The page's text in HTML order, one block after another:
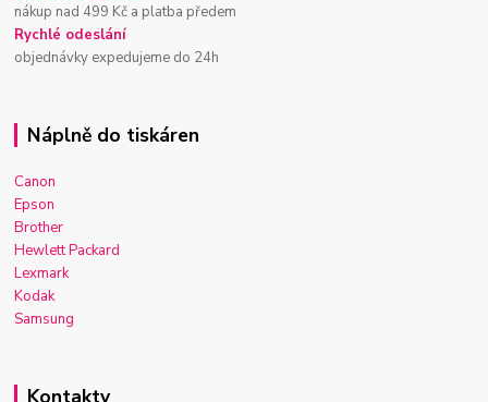
nákup nad 499 Kč a platba předem
Rychlé odeslání
objednávky expedujeme do 24h
Náplně do tiskáren
Canon
Epson
Brother
Hewlett Packard
Lexmark
Kodak
Samsung
Kontakty